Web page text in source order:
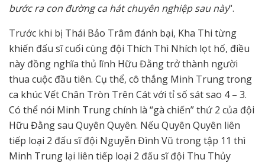
bước ra con đường ca hát chuyên nghiệp sau này“.
Trước khi bị Thái Bảo Trâm đánh bại, Kha Thi từng
khiến đấu sĩ cuối cùng đội Thích Thì Nhích lọt hố, điều
này đồng nghĩa thủ lĩnh Hữu Đằng trở thành người
thua cuộc đầu tiên. Cụ thể, cô thắng Minh Trung trong
ca khúc Vết Chân Tròn Trên Cát với tỉ số sát sao 4 – 3.
Có thể nói Minh Trung chính là “gà chiến” thứ 2 của đội
Hữu Đằng sau Quyên Quyên. Nếu Quyên Quyên liên
tiếp loại 2 đấu sĩ đội Nguyễn Đình Vũ trong tập 11 thì
Minh Trung lại liên tiếp loại 2 đấu sĩ đội Thu Thủy